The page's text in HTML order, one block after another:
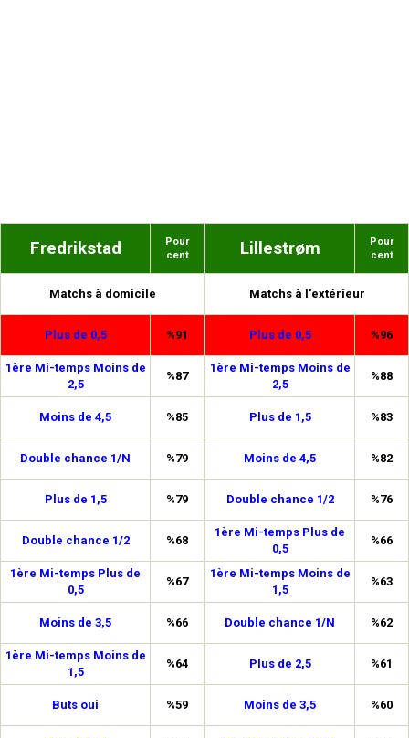
Fredrikstad
Pour
cent
Matchs à domicile
Plus de 0,5 %91
1ère Mi-temps Moins de
2,5
%87
Moins de 4,5 %85
Double chance 1/N %79
Plus de 1,5 %79
Double chance 1/2 %68
1ère Mi-temps Plus de
0,5
%67
Moins de 3,5 %66
1ère Mi-temps Moins de
1,5
%64
Buts oui %59
Lillestrøm
Pour
cent
Matchs à l'extérieur
Plus de 0,5 %96
1ère Mi-temps Moins de
2,5
%88
Plus de 1,5 %83
Moins de 4,5 %82
Double chance 1/2 %76
1ère Mi-temps Plus de
0,5
%66
1ère Mi-temps Moins de
1,5
%63
Double chance 1/N %62
Plus de 2,5 %61
Moins de 3,5 %60